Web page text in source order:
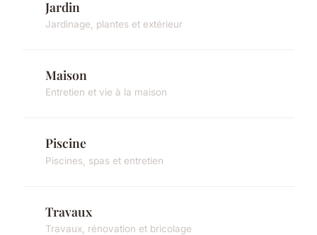
Jardin
Jardinage, plantes et extérieur
Maison
Entretien et vie à la maison
Piscine
Piscines, spas et entretien
Travaux
Travaux, rénovation et bricolage